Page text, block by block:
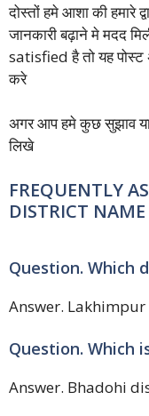
दोस्तों हमे आशा की हमारे
जानकारी बढ़ाने मे मदद
satisfied है तो यह
करे
अगर आप हमे कुछ सुझाव
लिखे
FREQUENTLY
DISTRICT
Question. Which
Answer. Lakhimpur
Question. Which
Answer. Bhadohi